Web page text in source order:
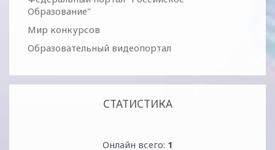
Образование"
Мир конкурсов
Образовательный видеопортал
СТАТИСТИКА
Онлайн всего: 1